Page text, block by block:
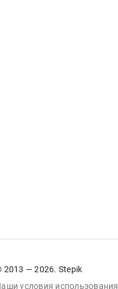
2013 — 2026. Stepik
условия использования